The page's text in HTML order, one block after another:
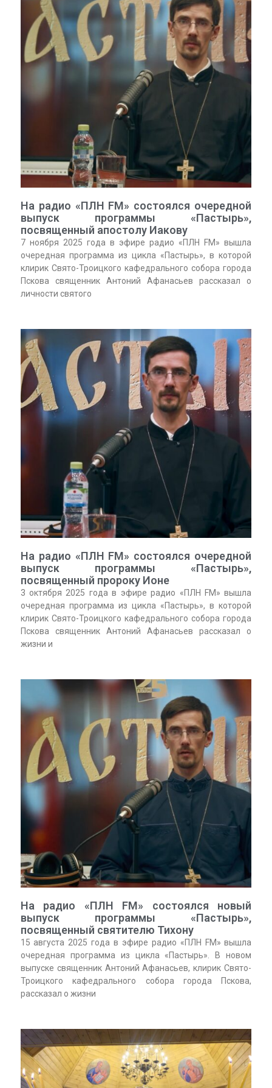
На радио «ПЛН FM» состоялся очередной
выпуск программы «Пастырь»,
посвященный апостолу Иакову
7 ноября 2025 года в эфире радио «ПЛН FM» вышла
очередная программа из цикла «Пастырь», в которой
клирик Свято-Троицкого кафедрального собора города
Пскова священник Антоний Афанасьев рассказал о
личности святого
На радио «ПЛН FM» состоялся очередной
выпуск программы «Пастырь»,
посвященный пророку Ионе
3 октября 2025 года в эфире радио «ПЛН FM» вышла
очередная программа из цикла «Пастырь», в которой
клирик Свято-Троицкого кафедрального собора города
Пскова священник Антоний Афанасьев рассказал о
жизни и
На радио «ПЛН FM» состоялся новый
выпуск программы «Пастырь»,
посвященный святителю Тихону
15 августа 2025 года в эфире радио «ПЛН FM» вышла
очередная программа из цикла «Пастырь». В новом
выпуске священник Антоний Афанасьев, клирик Свято-
Троицкого кафедрального собора города Пскова,
рассказал о жизни